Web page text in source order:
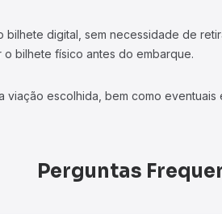
bilhete digital, sem necessidade de
bilhete físico antes do embarque.
escolhida, bem como eventuais
Perguntas